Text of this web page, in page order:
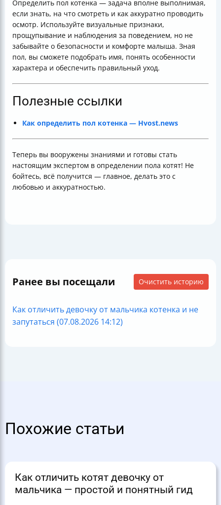
Определить пол котенка — задача вполне выполнимая,
если знать, на что смотреть и как аккуратно проводить
осмотр. Используйте визуальные признаки,
прощупывание и наблюдения за поведением, но не
забывайте о безопасности и комфорте малыша. Зная
пол, вы сможете подобрать имя, понять особенности
характера и обеспечить правильный уход.
Полезные ссылки
Как определить пол котенка — Hvost.news
Теперь вы вооружены знаниями и готовы стать
настоящим экспертом в определении пола котят! Не
бойтесь, всё получится — главное, делать это с
любовью и аккуратностью.
Ранее вы посещали Очистить историю
Как отличить девочку от мальчика котенка и не
запутаться (07.08.2026 14:12)
Похожие статьи
Как отличить котят девочку от
мальчика — простой и понятный гид